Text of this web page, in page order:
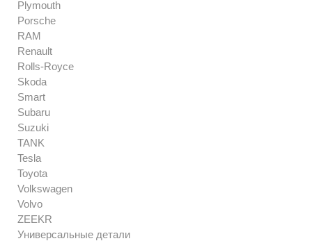
Plymouth
Porsche
RAM
Renault
Rolls-Royce
Skoda
Smart
Subaru
Suzuki
TANK
Tesla
Toyota
Volkswagen
Volvo
ZEEKR
Универсальные детали